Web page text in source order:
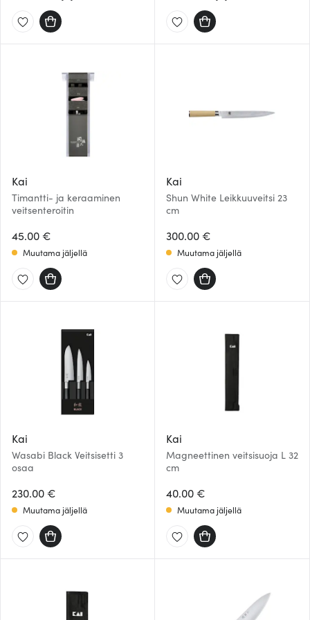
Kai
Timantti- ja keraaminen
veitsenteroitin
45.00 €
Muutama jäljellä
Kai
Shun White Leikkuuveitsi 23
cm
300.00 €
Muutama jäljellä
Kai
Wasabi Black Veitsisetti 3
osaa
230.00 €
Muutama jäljellä
Kai
Magneettinen veitsisuoja L 32
cm
40.00 €
Muutama jäljellä